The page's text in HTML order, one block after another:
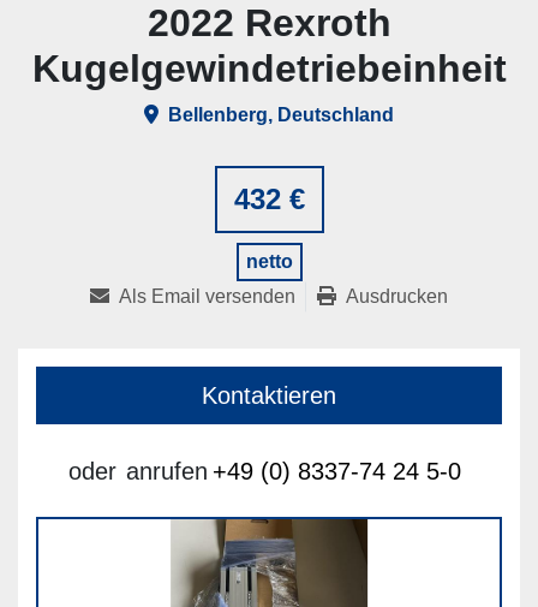
432 €
netto
2022 Rexroth
Kugelgewindetriebeinheit
Bellenberg, Deutschland
Als Email versenden Ausdrucken
Kontaktieren
oder anrufen +49 (0) 8337-74 24 5-0